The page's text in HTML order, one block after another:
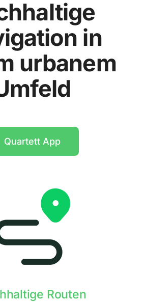
in
urbanem
Quartett App
Routen